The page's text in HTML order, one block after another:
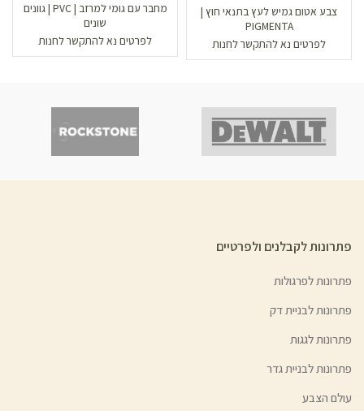
צבע אטום גמיש לעץ בתנאי חוץ |
PIGMENTA
לפרטים נא להתקשר לחנות
מחבר עם גומי למרזב | PVC | גוונים
שונים
לפרטים נא להתקשר לחנות
פתרונות לקבלנים ולפרטיים
פתרונות לפרגולות
פתרונות לבניית דק
פתרונות לגגות
פתרונות לבניית גדר
עולם הצבע